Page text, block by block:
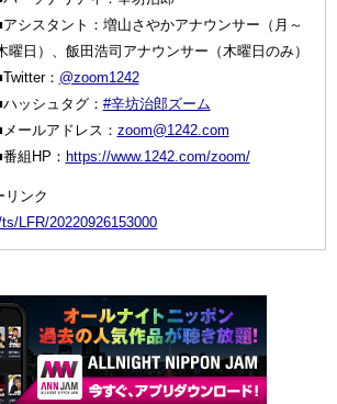
アシスタント：増山さやかアナウンサー（月～
曜日）、飯田浩司アナウンサー（木曜日のみ）
： @zoom1242
ッシュタグ： #辛坊治郎ズーム
ールアドレス： zoom@1242.com
組HP： https://www.1242.com/zoom/
リンク
LFR/20220926153000